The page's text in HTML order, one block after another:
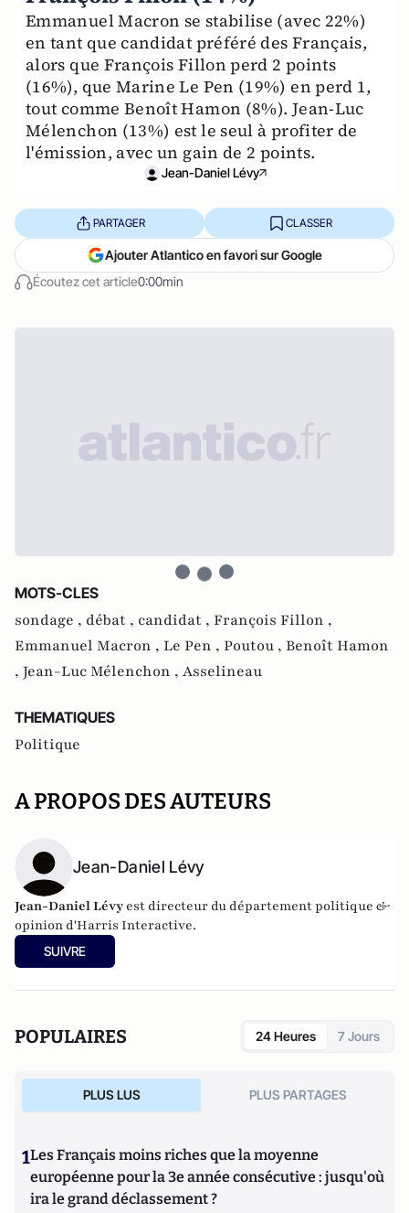
Emmanuel Macron se stabilise (avec 22%)
en tant que candidat préféré des Français,
alors que François Fillon perd 2 points
(16%), que Marine Le Pen (19%) en perd 1,
tout comme Benoît Hamon (8%). Jean-Luc
Mélenchon (13%) est le seul à profiter de
l'émission, avec un gain de 2 points.
Jean-Daniel Lévy
Écoutez cet article0:00min
PARTAGER CLASSER
Ajouter Atlantico en favori sur Google
MOTS-CLES
sondage , débat , candidat , François Fillon ,
Emmanuel Macron , Le Pen , Poutou , Benoît Hamon
, Jean-Luc Mélenchon , Asselineau
THEMATIQUES
Politique
A PROPOS DES AUTEURS
Jean-Daniel Lévy
Jean-Daniel Lévy est directeur du département politique &
opinion d'Harris Interactive.
SUIVRE
POPULAIRES 24 Heures 7 Jours
PLUS LUS PLUS PARTAGES
1Les Français moins riches que la moyenne
européenne pour la 3e année consécutive : jusqu'où
ira le grand déclassement ?